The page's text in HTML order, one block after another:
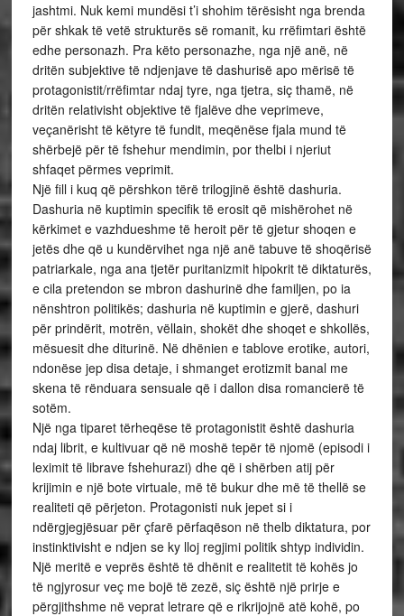
jashtmi. Nuk kemi mundësi t’i shohim tërësisht nga brenda
për shkak të vetë strukturës së romanit, ku rrëfimtari është
edhe personazh. Pra këto personazhe, nga një anë, në
dritën subjektive të ndjenjave të dashurisë apo mërisë të
protagonistit/rrëfimtar ndaj tyre, nga tjetra, siç thamë, në
dritën relativisht objektive të fjalëve dhe veprimeve,
veçanërisht të këtyre të fundit, meqënëse fjala mund të
shërbejë për të fshehur mendimin, por thelbi i njeriut
shfaqet përmes veprimit.
Një fill i kuq që përshkon tërë trilogjinë është dashuria.
Dashuria në kuptimin specifik të erosit që mishërohet në
kërkimet e vazhdueshme të heroit për të gjetur shoqen e
jetës dhe që u kundërvihet nga një anë tabuve të shoqërisë
patriarkale, nga ana tjetër puritanizmit hipokrit të diktaturës,
e cila pretendon se mbron dashurinë dhe familjen, po ia
nënshtron politikës; dashuria në kuptimin e gjerë, dashuri
për prindërit, motrën, vëllain, shokët dhe shoqet e shkollës,
mësuesit dhe diturinë. Në dhënien e tablove erotike, autori,
ndonëse jep disa detaje, i shmanget erotizmit banal me
skena të rënduara sensuale që i dallon disa romancierë të
sotëm.
Një nga tiparet tërheqëse të protagonistit është dashuria
ndaj librit, e kultivuar që në moshë tepër të njomë (episodi i
leximit të librave fshehurazi) dhe që i shërben atij për
krijimin e një bote virtuale, më të bukur dhe më të thellë se
realiteti që përjeton. Protagonisti nuk jepet si i
ndërgjegjësuar për çfarë përfaqëson në thelb diktatura, por
instinktivisht e ndjen se ky lloj regjimi politik shtyp individin.
Një meritë e veprës është të dhënit e realitetit të kohës jo
të ngjyrosur veç me bojë të zezë, siç është një prirje e
përgjithshme në veprat letrare që e rikrijojnë atë kohë, po